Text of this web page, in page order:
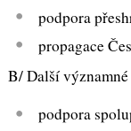
podpora
propagace
B/ Další
podpora